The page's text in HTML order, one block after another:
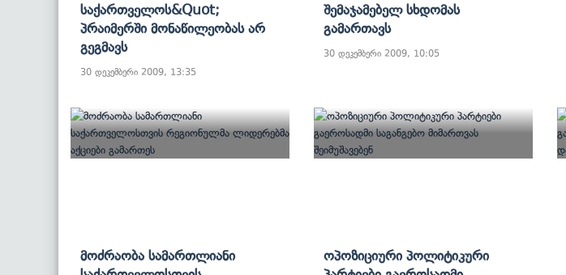
Საქართველოს&quot;
Პრაიმერში Მონაწილეობას Არ
Გეგმავს
30 დეკემბერი 2009, 13:35
Შემაჯამებელ Სხდომას
Გამართავს
30 დეკემბერი 2009, 10:05
Მოძრაობა Სამართლიანი
Ოპოზიციური Პოლიტიკური